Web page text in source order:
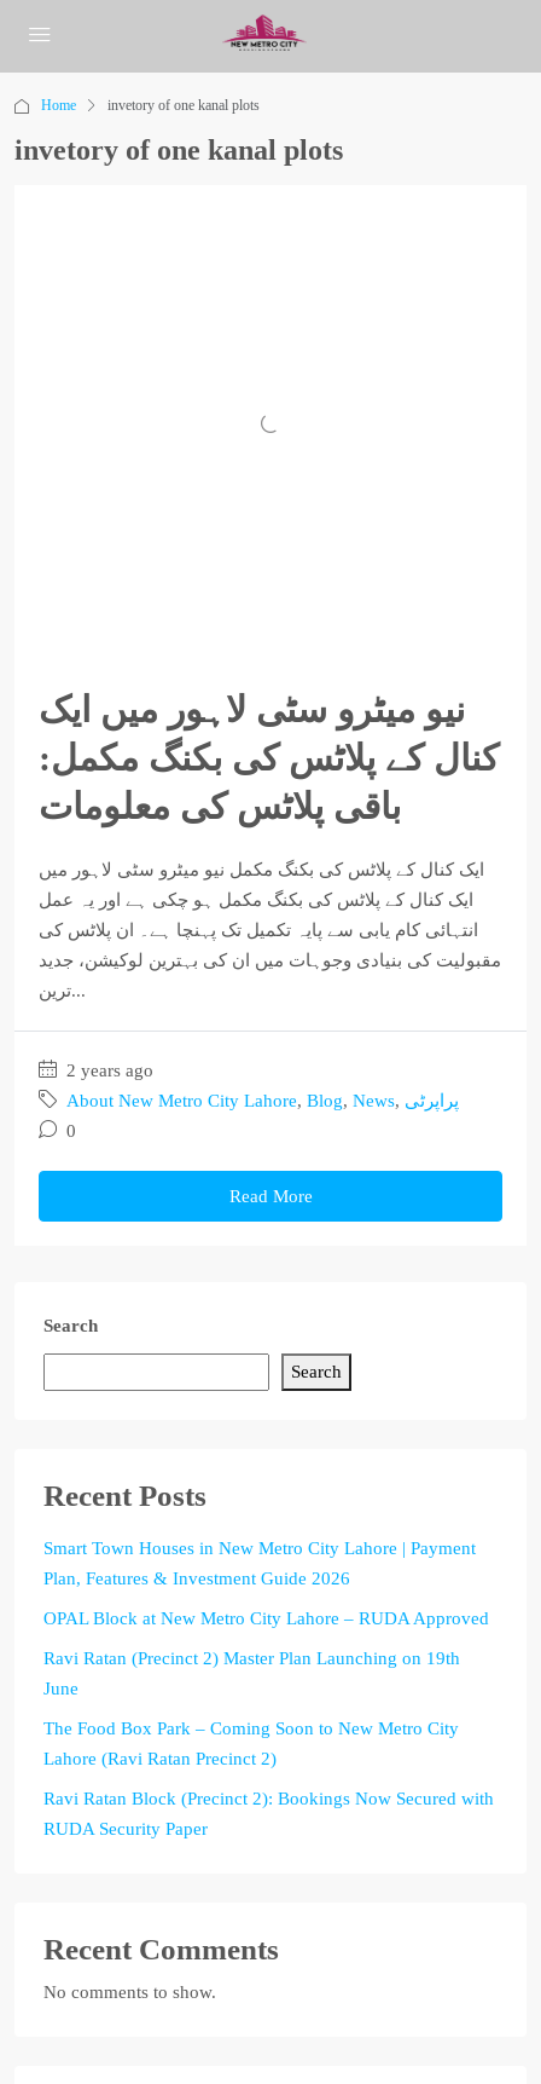
Home invetory of one kanal plots
invetory of one kanal plots
نیو میٹرو سٹی لاہور میں ایک
کنال کے پلاٹس کی بکنگ مکمل:
باقی پلاٹس کی معلومات
ایک کنال کے پلاٹس کی بکنگ مکمل نیو میٹرو سٹی لاہور میں
ایک کنال کے پلاٹس کی بکنگ مکمل ہو چکی ہے اور یہ عمل
انتہائی کام یابی سے پایہ تکمیل تک پہنچا ہے۔ ان پلاٹس کی
مقبولیت کی بنیادی وجوہات میں ان کی بہترین لوکیشن، جدید
ترین...
2 years ago
About New Metro City Lahore, Blog, News, پراپرٹی
0
Read More
Search
Search
Recent Posts
Smart Town Houses in New Metro City Lahore | Payment
Plan, Features & Investment Guide 2026
OPAL Block at New Metro City Lahore – RUDA Approved
Ravi Ratan (Precinct 2) Master Plan Launching on 19th
June
The Food Box Park – Coming Soon to New Metro City
Lahore (Ravi Ratan Precinct 2)
Ravi Ratan Block (Precinct 2): Bookings Now Secured with
RUDA Security Paper
Recent Comments
No comments to show.